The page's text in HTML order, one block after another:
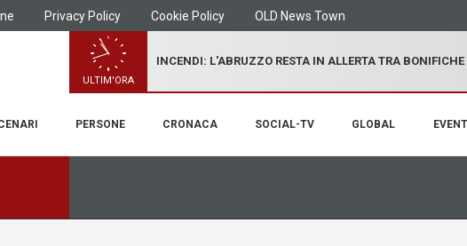
Privacy Policy Cookie Policy OLD News Town
ULTIM'ORA
INCENDI: L'ABRUZZO RESTA IN ALLERTA TRA
PERSONE CRONACA SOCIAL-TV GLOBAL